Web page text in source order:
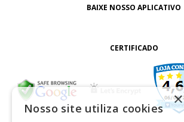
BAIXE NOSSO APLICATIVO
CERTIFICADO
×
Nosso site utiliza cookies